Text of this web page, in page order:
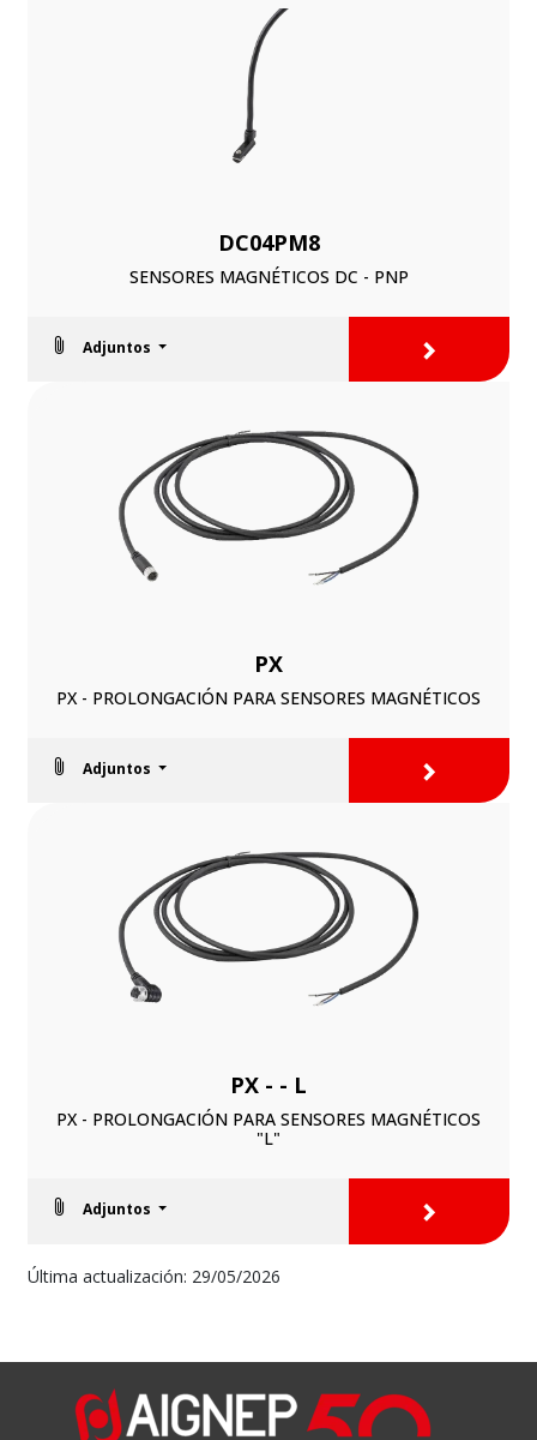
DC04PM8
SENSORES MAGNÉTICOS DC - PNP
Adjuntos >
PX
PX - PROLONGACIÓN PARA SENSORES MAGNÉTICOS
Adjuntos >
PX - - L
PX - PROLONGACIÓN PARA SENSORES MAGNÉTICOS
"L"
Adjuntos >
Última actualización: 29/05/2026